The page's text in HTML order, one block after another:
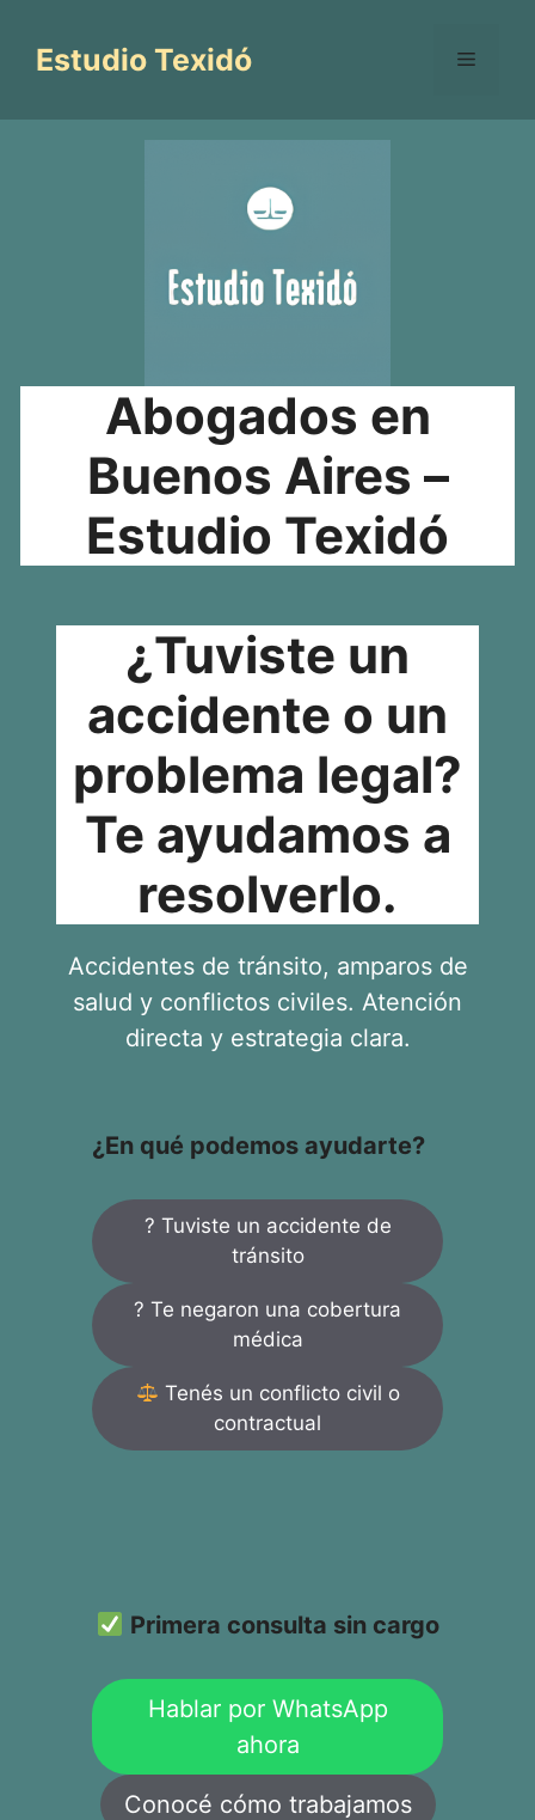
contenido
Estudio Texidó Menú
Abogados en
Buenos Aires –
Estudio Texidó
¿Tuviste un
accidente o un
problema legal?
Te ayudamos a
resolverlo.
Accidentes de tránsito, amparos de
salud y conflictos civiles. Atención
directa y estrategia clara.
¿En qué podemos ayudarte?
? Tuviste un accidente de
tránsito
? Te negaron una cobertura
médica
Tenés un conflicto civil o
contractual
Primera consulta sin cargo
Hablar por WhatsApp
ahora
Conocé cómo trabajamos